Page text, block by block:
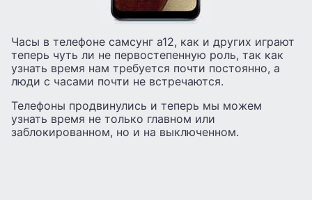
Часы в телефоне самсунг а12, как и других играют
теперь чуть ли не первостепенную роль, так как
узнать время нам требуется почти постоянно, а
люди с часами почти не встречаются.
Телефоны продвинулись и теперь мы можем
узнать время не только главном или
заблокированном, но и на выключенном.